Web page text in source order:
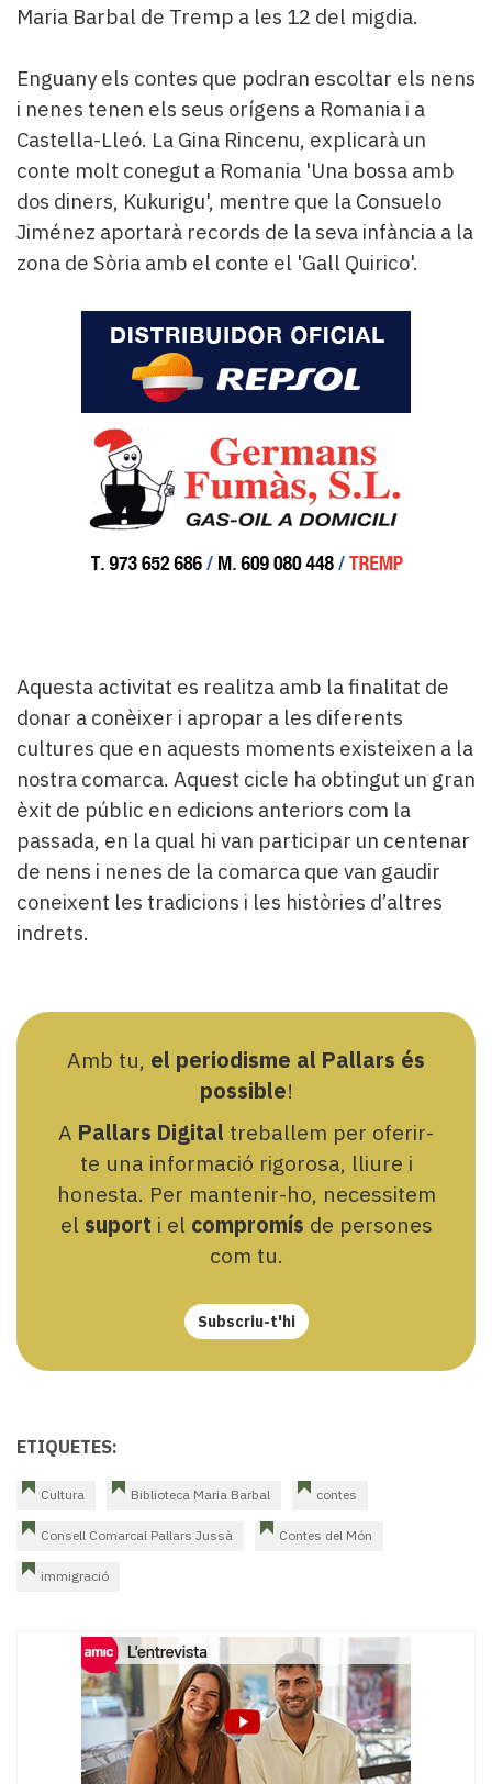
Maria Barbal de Tremp a les 12 del migdia.
Enguany els contes que podran escoltar els nens
i nenes tenen els seus orígens a Romania i a
Castella-Lleó. La Gina Rincenu, explicarà un
conte molt conegut a Romania 'Una bossa amb
dos diners, Kukurigu', mentre que la Consuelo
Jiménez aportarà records de la seva infància a la
zona de Sòria amb el conte el 'Gall Quirico'.
Aquesta activitat es realitza amb la finalitat de
donar a conèixer i apropar a les diferents
cultures que en aquests moments existeixen a la
nostra comarca. Aquest cicle ha obtingut un gran
èxit de públic en edicions anteriors com la
passada, en la qual hi van participar un centenar
de nens i nenes de la comarca que van gaudir
coneixent les tradicions i les històries d’altres
indrets.
Amb tu, el periodisme al Pallars és
possible!
A Pallars Digital treballem per oferir-
te una informació rigorosa, lliure i
honesta. Per mantenir-ho, necessitem
el suport i el compromís de persones
com tu.
Subscriu-t'hi
ETIQUETES:
Cultura Biblioteca Maria Barbal contes
Consell Comarcal Pallars Jussà Contes del Món
immigració